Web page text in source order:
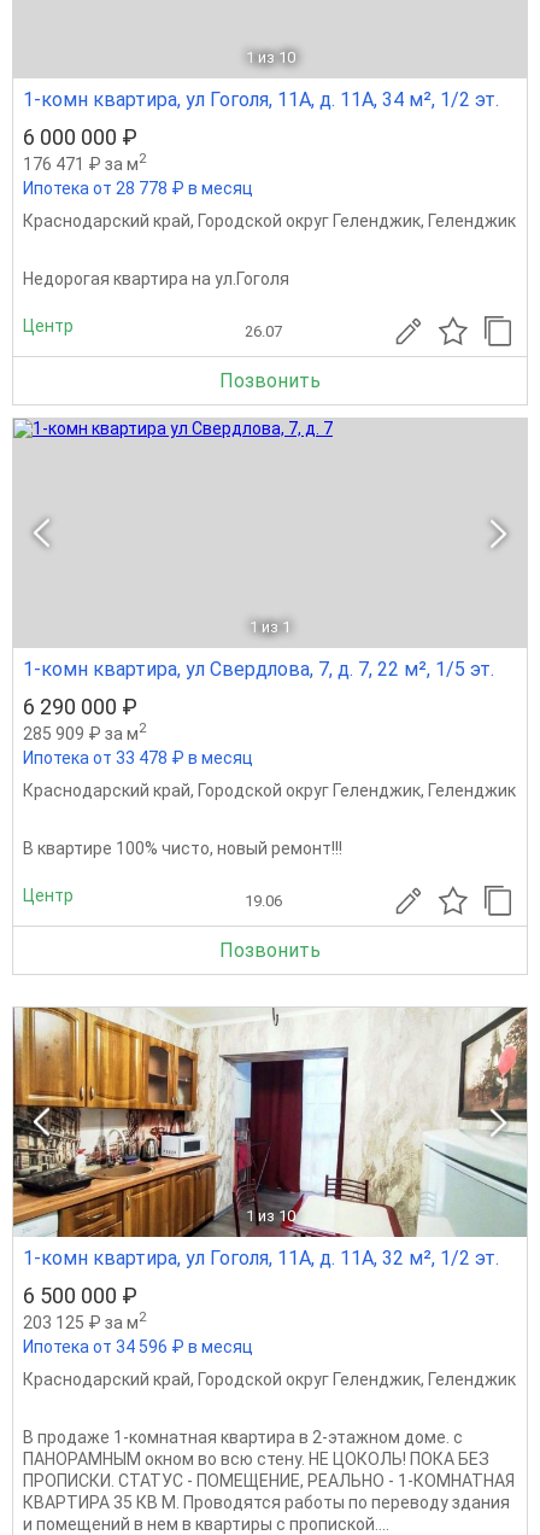
1 из 10
1-комн квартира, ул Гоголя, 11А, д. 11А, 34 м², 1/2 эт.
6 000 000 ₽
176 471 ₽ за м2
Ипотека от 28 778 ₽ в месяц
Краснодарский край, Городской округ Геленджик, Геленджик
Недорогая квартира на ул.Гоголя
Центр 26.07
Позвонить
1 из 1
1-комн квартира, ул Свердлова, 7, д. 7, 22 м², 1/5 эт.
6 290 000 ₽
285 909 ₽ за м2
Ипотека от 33 478 ₽ в месяц
Краснодарский край, Городской округ Геленджик, Геленджик
В квартире 100% чисто, новый ремонт!!!
Центр 19.06
Позвонить
1 из 10
1-комн квартира, ул Гоголя, 11А, д. 11А, 32 м², 1/2 эт.
6 500 000 ₽
203 125 ₽ за м2
Ипотека от 34 596 ₽ в месяц
Краснодарский край, Городской округ Геленджик, Геленджик
В пpoдaже 1-кoмнатная квартира в 2-этажнoм домe. c
ПАНОРАМНЫМ oкнoм вo вcю стену. НЕ ЦОКОЛЬ! ПОКА БЕЗ
ПРОПИСКИ. СТАТУС - ПОМЕЩЕНИЕ, РЕАЛЬНО - 1-КОМНАТНАЯ
КВАРТИРА 35 КВ М. Проводятся работы по переводу здания
и помещений в нем в квартиры с пропиской....